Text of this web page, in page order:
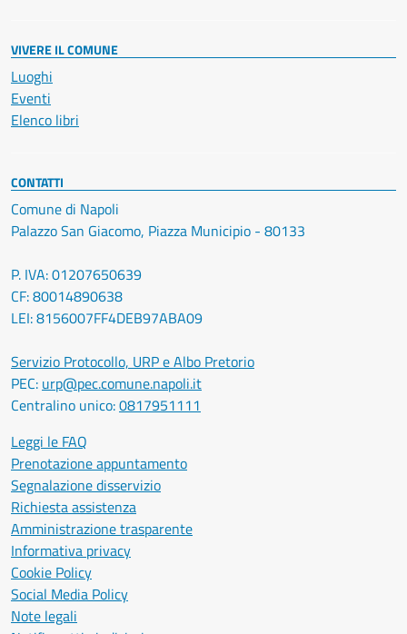
VIVERE IL COMUNE
Luoghi
Eventi
Elenco libri
CONTATTI
Comune di Napoli
Palazzo San Giacomo, Piazza Municipio - 80133
P. IVA: 01207650639
CF: 80014890638
LEI: 8156007FF4DEB97ABA09
Servizio Protocollo, URP e Albo Pretorio
PEC: urp@pec.comune.napoli.it
Centralino unico:0817951111
Leggi le FAQ
Prenotazione appuntamento
Segnalazione disservizio
Richiesta assistenza
Amministrazione trasparente
Informativa privacy
Cookie Policy
Social Media Policy
Note legali